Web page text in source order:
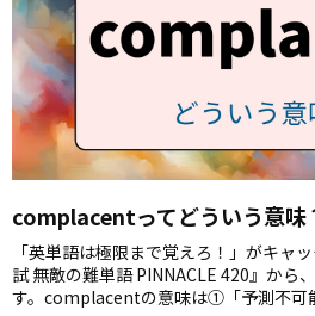
complacentってどういう意味
「英単語は極限まで覚えろ！」がキャ
試 無敵の難単語 PINNACLE 420』から
す。complacentの意味は①「予測不